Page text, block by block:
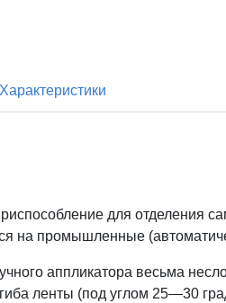
Характеристики
для отделения
на промышленные
аппликатора весьма
ленты (под углом 25—30